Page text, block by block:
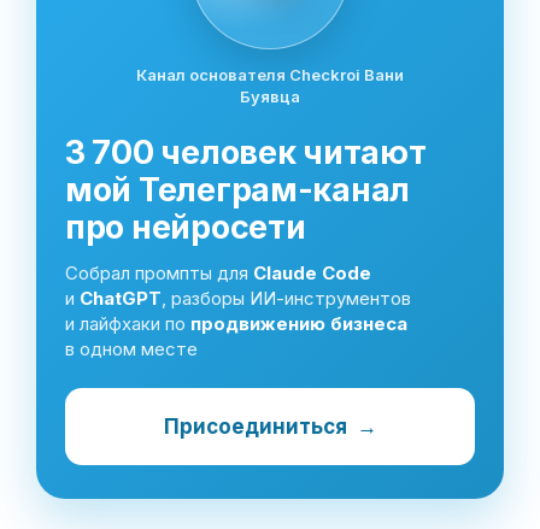
Канал основателя Checkroi Вани
Буявца
3 700 человек читают
мой Телеграм-канал
про нейросети
Собрал промпты для Claude Code
и ChatGPT , разборы ИИ-инструментов
и лайфхаки по продвижению бизнеса
в одном месте
Присоединиться →